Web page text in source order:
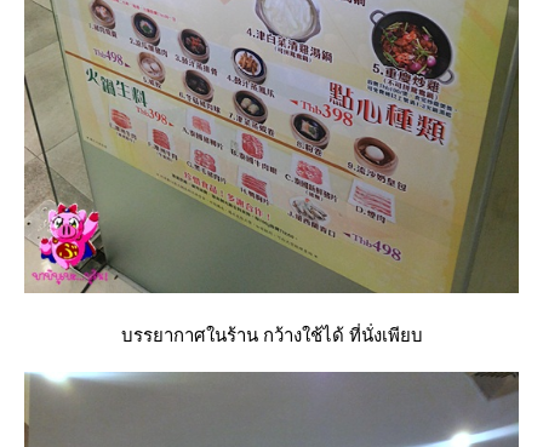
บรรยากาศในร้าน กว้างใช้ได้ ที่นั่งเพียบ